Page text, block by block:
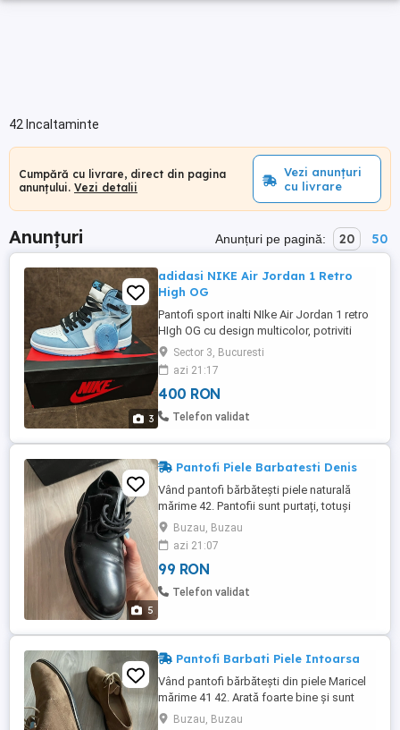
42 Incaltaminte
Cumpără cu livrare, direct din pagina
anunțului. Vezi detalii
Vezi anunțuri
cu livrare
Anunțuri Anunțuri pe pagină: 20 50
3
adidasi NIKE Air Jordan 1 Retro
High OG
Pantofi sport inalti NIke Air Jordan 1 retro
HIgh OG cu design multicolor, potriviti
pentru iesiri casual sau antrenamente.
Culoare University Blue ! Confortabili si
moderni, acesti pantofi sunt alegerea
perfecta pentru orice ocazie. Incaltarile
sunt absolut noi, primite cadou, dar mici
Sector 3, Bucuresti
azi 21:17
400 RON
Telefon validat
5
Pantofi Piele Barbatesti Denis
Vând pantofi bărbătești piele naturală
mărime 42. Pantofii sunt purtați, totuși
arată bine.
Buzau, Buzau
azi 21:07
99 RON
Telefon validat
Pantofi Barbati Piele Intoarsa
Vând pantofi bărbătești din piele Maricel
mărime 41 42. Arată foarte bine și sunt
foarte comozi.
Buzau, Buzau